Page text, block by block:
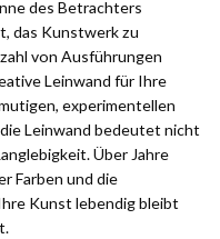
des Betrachters
das Kunstwerk zu
von Ausführungen
Leinwand für Ihre
experimentellen
Leinwand bedeutet nicht
Über Jahre
Farben und die
Kunst lebendig bleibt